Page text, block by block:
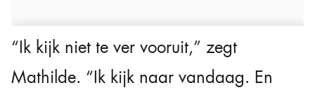
“Ik kijk niet te ver vooruit,” zegt
Mathilde. “Ik kijk naar vandaag. En